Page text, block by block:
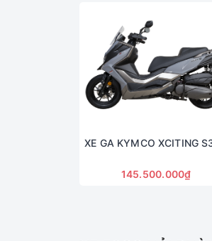
XE GA KYMCO XCITING
145.500.000₫